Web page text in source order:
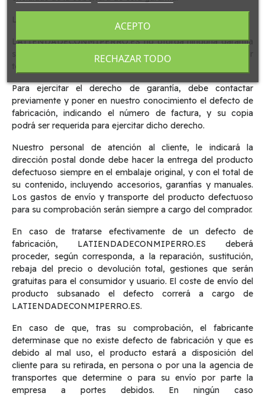
LATIENDADECONMIPERRO.ES no otorga ninguna garantía
sobre productos o servicios que hayan sido vendidos por
Para ejercitar el derecho de garantía, debe contactar
previamente y poner en nuestro conocimiento el defecto de
fabricación, indicando el número de factura, y su copia
podrá ser requerida para ejercitar dicho derecho.
Nuestro personal de atención al cliente, le indicará la
dirección postal donde debe hacer la entrega del producto
defectuoso siempre en el embalaje original, y con el total de
su contenido, incluyendo accesorios, garantías y manuales.
Los gastos de envío y transporte del producto defectuoso
para su comprobación serán siempre a cargo del comprador.
En caso de tratarse efectivamente de un defecto de
fabricación, LATIENDADECONMIPERRO.ES deberá
proceder, según corresponda, a la reparación, sustitución,
rebaja del precio o devolución total, gestiones que serán
gratuitas para el consumidor y usuario. El coste de envío del
producto subsanado el defecto correrá a cargo de
LATIENDADECONMIPERRO.ES.
En caso de que, tras su comprobación, el fabricante
determinase que no existe defecto de fabricación y que es
debido al mal uso, el producto estará a disposición del
cliente para su retirada, en persona o por una la agencia de
transportes que determine o para su envío por parte la
empresa a portes debidos. En ningún caso
RECHAZAR TODO
ACEPTO